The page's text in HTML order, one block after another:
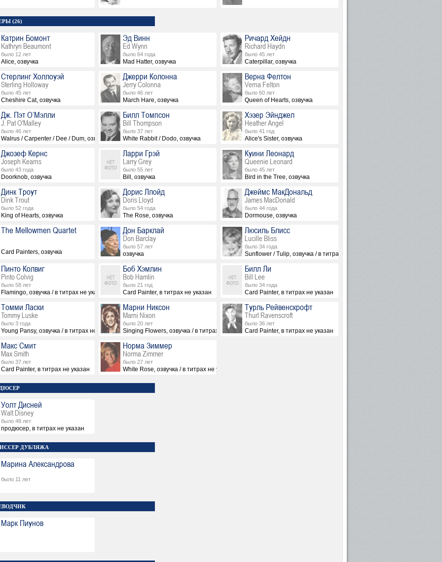
(26)
Катрин Бомонт
Kathryn Beaumont
было 12 лет
Alice, озвучка
Эд Винн
Ed Wynn
было 64 года
Mad Hatter, озвучка
Ричард Хейдн
Richard Haydn
было 45 лет
Caterpillar, озвучка
Стерлинг Холлоуэй
Sterling Holloway
было 45 лет
Cheshire Cat, озвучка
Джерри Колонна
Jerry Colonna
было 46 лет
March Hare, озвучка
Верна Фелтон
Verna Felton
было 60 лет
Queen of Hearts, озвучка
Дж. Пэт О’Мэлли
J. Pat O'Malley
было 46 лет
Walrus / Carpenter / Dee / Dum, озвучка
Билл Томпсон
Bill Thompson
было 37 лет
White Rabbit / Dodo, озвучка
Хэзер Эйнджел
Heather Angel
было 41 год
Alice's Sister, озвучка
Джозеф Кернс
Joseph Kearns
было 43 года
Doorknob, озвучка
Ларри Грэй
Larry Grey
было 55 лет
Bill, озвучка
Куини Леонард
Queenie Leonard
было 45 лет
Bird in the Tree, озвучка
Динк Троут
Dink Trout
было 52 года
King of Hearts, озвучка
Дорис Ллойд
Doris Lloyd
было 54 года
The Rose, озвучка
Джеймс МакДональд
James MacDonald
было 44 года
Dormouse, озвучка
The Mellowmen Quartet
Card Painters, озвучка
Дон Барклай
Don Barclay
было 57 лет
озвучка
Люсиль Блисс
Lucille Bliss
было 34 года
Sunflower / Tulip, озвучка / в титрах не указана
Пинто Колвиг
Pinto Colvig
было 58 лет
Flamingo, озвучка / в титрах не указан
Боб Хэмлин
Bob Hamlin
было 21 год
Card Painter, в титрах не указан
Билл Ли
Bill Lee
было 34 года
Card Painter, в титрах не указан
Томми Ласки
Tommy Luske
было 3 года
Young Pansy, озвучка / в титрах не указан
Марни Никсон
Marni Nixon
было 20 лет
Singing Flowers, озвучка / в титрах не указана
Турль Рейвенскрофт
Thurl Ravenscroft
было 36 лет
Card Painter, в титрах не указан
Макс Смит
Max Smith
было 37 лет
Card Painter, в титрах не указан
Норма Зиммер
Norma Zimmer
было 27 лет
White Rose, озвучка / в титрах не указана
Уолт Дисней
Walt Disney
было 48 лет
продюсер, в титрах не указан
ДУБЛЯЖА
Марина Александрова
было 11 лет
Марк Пиунов